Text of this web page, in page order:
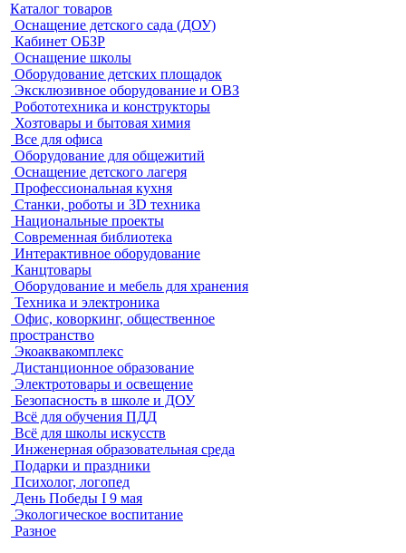
Каталог товаров
Оснащение детского сада (ДОУ)
Кабинет ОБЗР
Оснащение школы
Оборудование детских площадок
Эксклюзивное оборудование и ОВЗ
Робототехника и конструкторы
Хозтовары и бытовая химия
Все для офиса
Оборудование для общежитий
Оснащение детского лагеря
Профессиональная кухня
Станки, роботы и 3D техника
Национальные проекты
Современная библиотека
Интерактивное оборудование
Канцтовары
Оборудование и мебель для хранения
Техника и электроника
Офис, коворкинг, общественное
пространство
Экоаквакомплекс
Дистанционное образование
Электротовары и освещение
Безопасность в школе и ДОУ
Всё для обучения ПДД
Всё для школы искусств
Инженерная образовательная среда
Подарки и праздники
Психолог, логопед
День Победы I 9 мая
Экологическое воспитание
Разное